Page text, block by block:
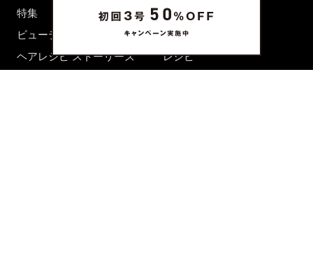
特集
ビューティーニュース
ヘアレシピ ストーリーズ
ファッション
ビューティー
レシピ